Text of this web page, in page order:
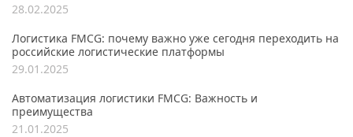
28.02.2025
Логистика FMCG: почему важно уже сегодня переходить на
российские логистические платформы
29.01.2025
Автоматизация логистики FMCG: Важность и
преимущества
21.01.2025